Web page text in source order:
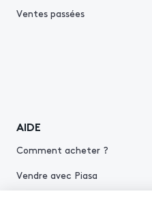
Ventes passées
AIDE
Comment acheter ?
Vendre avec Piasa